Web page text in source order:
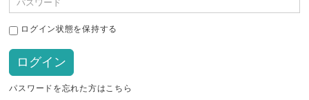
ログイン状態を保持する
パスワードを忘れた方はこちら